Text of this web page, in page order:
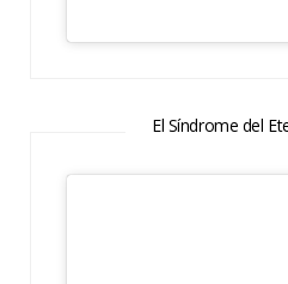
El Síndrome del